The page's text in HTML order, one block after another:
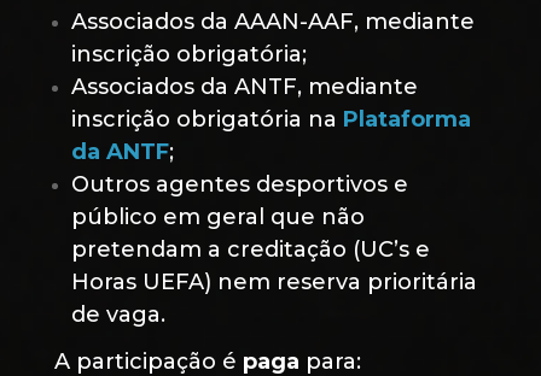
Associados da AAAN-AAF, mediante
inscrição obrigatória;
Associados da ANTF, mediante
inscrição obrigatória na Plataforma
da ANTF;
Outros agentes desportivos e
público em geral que não
pretendam a creditação (UC’s e
Horas UEFA) nem reserva prioritária
de vaga.
A participação é paga para: